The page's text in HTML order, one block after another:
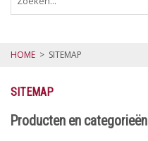
HOME > SITEMAP
SITEMAP
Producten en categorieën